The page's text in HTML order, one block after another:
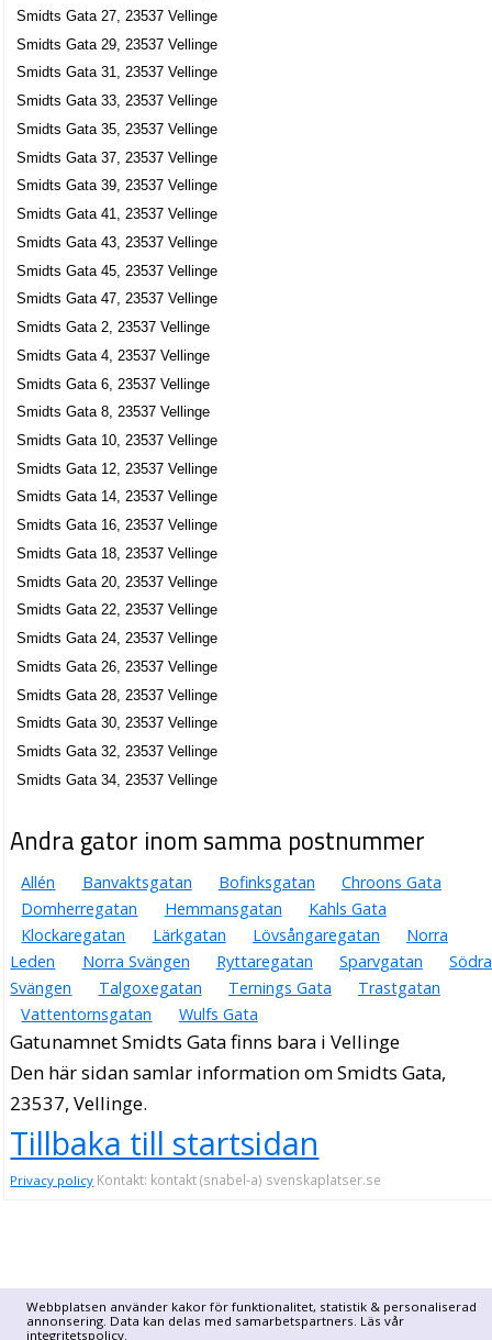
Webbplatsen använder kakor för funktionalitet, statistik & personaliserad
annonsering. Data kan delas med samarbetspartners. Läs vår
integritetspolicy.
Smidts Gata 27, 23537 Vellinge
Smidts Gata 29, 23537 Vellinge
Smidts Gata 31, 23537 Vellinge
Smidts Gata 33, 23537 Vellinge
Smidts Gata 35, 23537 Vellinge
Smidts Gata 37, 23537 Vellinge
Smidts Gata 39, 23537 Vellinge
Smidts Gata 41, 23537 Vellinge
Smidts Gata 43, 23537 Vellinge
Smidts Gata 45, 23537 Vellinge
Smidts Gata 47, 23537 Vellinge
Smidts Gata 2, 23537 Vellinge
Smidts Gata 4, 23537 Vellinge
Smidts Gata 6, 23537 Vellinge
Smidts Gata 8, 23537 Vellinge
Smidts Gata 10, 23537 Vellinge
Smidts Gata 12, 23537 Vellinge
Smidts Gata 14, 23537 Vellinge
Smidts Gata 16, 23537 Vellinge
Smidts Gata 18, 23537 Vellinge
Smidts Gata 20, 23537 Vellinge
Smidts Gata 22, 23537 Vellinge
Smidts Gata 24, 23537 Vellinge
Smidts Gata 26, 23537 Vellinge
Smidts Gata 28, 23537 Vellinge
Smidts Gata 30, 23537 Vellinge
Smidts Gata 32, 23537 Vellinge
Smidts Gata 34, 23537 Vellinge
Andra gator inom samma postnummer
Allén Banvaktsgatan Bofinksgatan
Chroons Gata
Domherregatan
Hemmansgatan
Kahls Gata
Klockaregatan
Lärkgatan Lövsångaregatan
Norra
Leden
Norra Svängen Ryttaregatan Sparvgatan
Södra
Svängen
Talgoxegatan Ternings Gata
Trastgatan
Vattentornsgatan
Wulfs Gata
Gatunamnet Smidts Gata finns bara i Vellinge
Den här sidan samlar information om Smidts Gata,
23537, Vellinge.
Tillbaka till startsidan
Privacy policy Kontakt: kontakt (snabel-a) svenskaplatser.se